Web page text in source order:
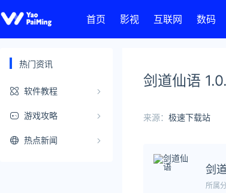
首页 影视 互联网 数码
热门资讯
软件教程
游戏攻略
热点新闻
剑道仙语
来源： 极速下载站
剑
所属